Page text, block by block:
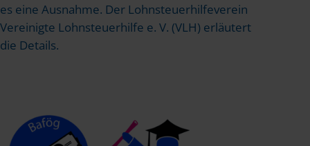
es eine Ausnahme. Der Lohnsteuerhilfeverein
Vereinigte Lohnsteuerhilfe e. V. (VLH) erläutert
die Details.